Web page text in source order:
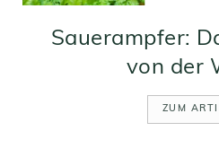
Sauerampfer:
von der
ZUM